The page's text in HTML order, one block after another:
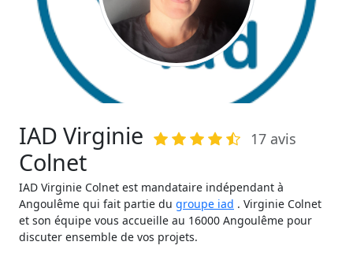
17 avis
IAD Virginie
Colnet
IAD Virginie Colnet est mandataire indépendant à
Angoulême qui fait partie du groupe iad . Virginie Colnet
et son équipe vous accueille au 16000 Angoulême pour
discuter ensemble de vos projets.